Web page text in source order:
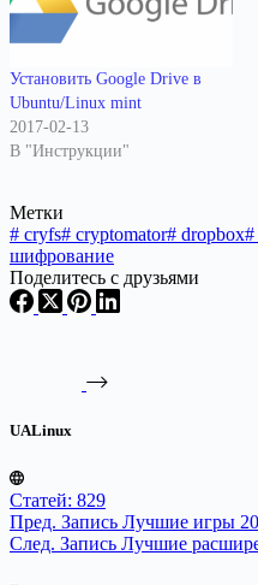
Установить Google Drive в
Ubuntu/Linux mint
2017-02-13
В "Инструкции"
Метки
# cryfs# cryptomator# dropbox#
шифрование
Поделитесь с друзьями
UALinux
Статей: 829
Пред. Запись Лучшие игры
След. Запись Лучшие